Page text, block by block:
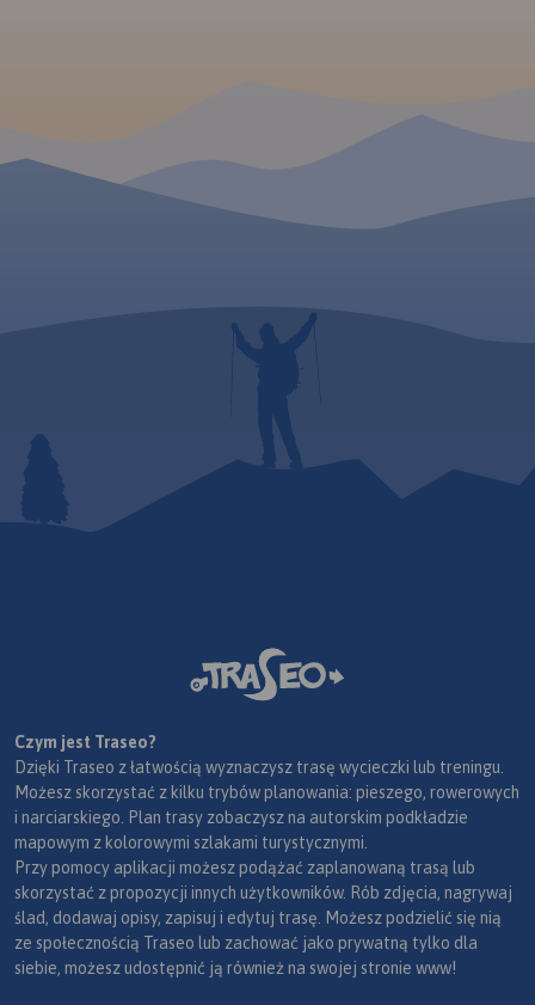
Czym jest Traseo?
Dzięki Traseo z łatwością wyznaczysz trasę wycieczki lub treningu.
Możesz skorzystać z kilku trybów planowania: pieszego, rowerowych
i narciarskiego. Plan trasy zobaczysz na autorskim podkładzie
mapowym z kolorowymi szlakami turystycznymi.
Przy pomocy aplikacji możesz podążać zaplanowaną trasą lub
skorzystać z propozycji innych użytkowników. Rób zdjęcia, nagrywaj
ślad, dodawaj opisy, zapisuj i edytuj trasę. Możesz podzielić się nią
ze społecznością Traseo lub zachować jako prywatną tylko dla
siebie, możesz udostępnić ją również na swojej stronie www!